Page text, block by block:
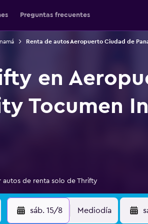
Preguntas frecuentes
Renta de autos Aeropuerto Ciudad de
en
Tocumen
autos de renta solo de Thrifty
sáb. 15/8 Mediodía